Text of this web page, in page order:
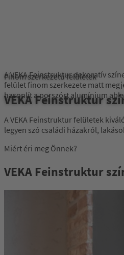
Finom szerkezetű felületek
VEKA Feinstruktur
A VEKA Feinstruktur dekoratív
felület finom szerkezete matt
hasonlít a porszórt alumínium
A VEKA Feinstruktur felületek
legyen szó családi házakról,
Miért éri meg Önnek?
VEKA Feinstruktur